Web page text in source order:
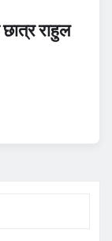
राहुल